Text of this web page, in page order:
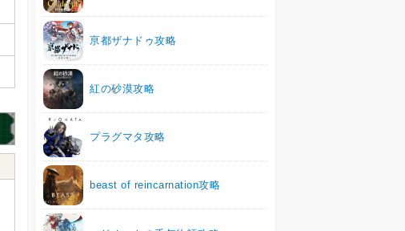
亰都ザナドゥ攻略
紅の砂漠攻略
プラグマタ攻略
beast of reincarnation攻略